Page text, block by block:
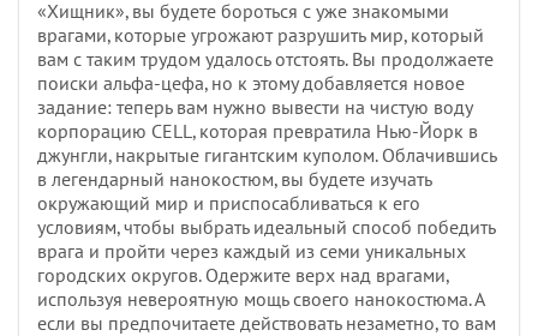
«Хищник», вы будете бороться с уже знакомыми
врагами, которые угрожают разрушить мир, который
вам с таким трудом удалось отстоять. Вы продолжаете
поиски альфа-цефа, но к этому добавляется новое
задание: теперь вам нужно вывести на чистую воду
корпорацию CELL, которая превратила Нью-Йорк в
джунгли, накрытые гигантским куполом. Облачившись
в легендарный нанокостюм, вы будете изучать
окружающий мир и приспосабливаться к его
условиям, чтобы выбрать идеальный способ победить
врага и пройти через каждый из семи уникальных
городских округов. Одержите верх над врагами,
используя невероятную мощь своего нанокостюма. А
если вы предпочитаете действовать незаметно, то вам